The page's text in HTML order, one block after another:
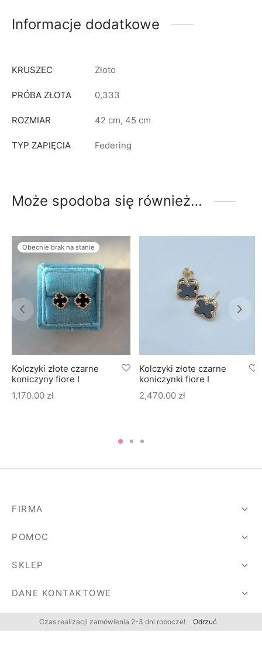
Czas realizacji zamówienia 2-3 dni robocze! Odrzuć
Informacje dodatkowe
KRUSZEC Złoto
PRÓBA ZŁOTA 0,333
ROZMIAR 42 cm, 45 cm
TYP ZAPIĘCIA Federing
Może spodoba się również…
Obecnie brak na stanie
Kolczyki złote czarne
koniczyny fiore I
1,170.00 zł
Kolczyki złote czarne
koniczynki fiore I
2,470.00 zł
DANE KONTAKTOWE
POMOC
SKLEP
FIRMA